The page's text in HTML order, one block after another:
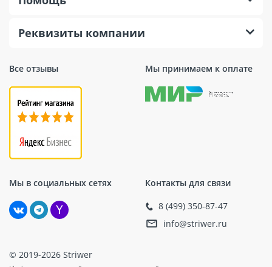
Все отзывы Мы принимаем к оплате
Мы в социальных сетях Контакты для связи
8 (499) 350-87-47
info@striwer.ru
Реквизиты компании
© 2019-2026 Striwer